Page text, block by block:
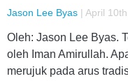
Jason Lee Byas | April
Oleh: Jason Lee Byas.
oleh Iman Amirullah.
merujuk pada arus